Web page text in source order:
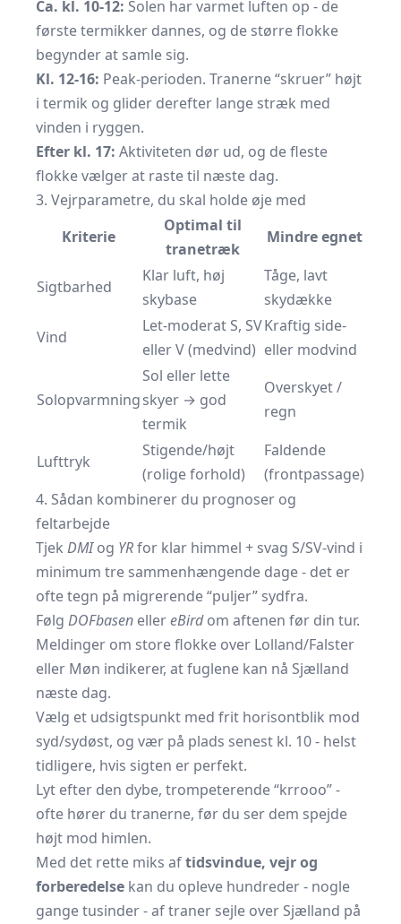
Ca. kl. 10-12: Solen har varmet luften op - de
første termikker dannes, og de større flokke
begynder at samle sig.
Kl. 12-16: Peak-perioden. Tranerne “skruer” højt
i termik og glider derefter lange stræk med
vinden i ryggen.
Efter kl. 17: Aktiviteten dør ud, og de fleste
flokke vælger at raste til næste dag.
3. Vejrparametre, du skal holde øje med
Kriterie
Optimal til
tranetræk
Mindre egnet
Sigtbarhed
Klar luft, høj
skybase
Tåge, lavt
skydække
Vind
Let-moderat S, SV
eller V (medvind)
Kraftig side-
eller modvind
Solopvarmning
Sol eller lette
skyer → god
termik
Overskyet /
regn
Lufttryk
Stigende/højt
(rolige forhold)
Faldende
(frontpassage)
4. Sådan kombinerer du prognoser og
feltarbejde
Tjek DMIog YRfor klar himmel + svag S/SV-vind i
minimum tre sammenhængende dage - det er
ofte tegn på migrerende “puljer” sydfra.
Følg DOFbasen ellereBirdom aftenen før din tur.
Meldinger om store flokke over Lolland/Falster
eller Møn indikerer, at fuglene kan nå Sjælland
næste dag.
Vælg et udsigtspunkt med frit horisontblik mod
syd/sydøst, og vær på plads senest kl. 10 - helst
tidligere, hvis sigten er perfekt.
Lyt efter den dybe, trompeterende “krrooo” -
ofte hører du tranerne, før du ser dem spejde
højt mod himlen.
Med det rette miks aftidsvindue, vejr og
forberedelse kan du opleve hundreder - nogle
gange tusinder - af traner sejle over Sjælland på